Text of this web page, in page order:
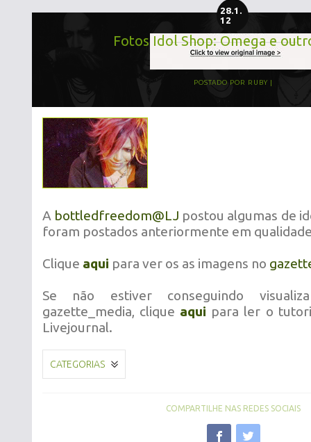
28.1.
12
Fotos Idol Shop: Omega e
POSTADO POR RUBY
A bottledfreedom@LJ postou algumas de
foram postados anteriormente em
Clique aqui para ver os as imagens no
Se não estiver conseguindo
gazette_media, clique aqui para ler o
Livejournal.
CATEGORIAS
COMPARTILHE NAS REDES SOCIAIS